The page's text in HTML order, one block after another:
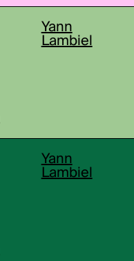
Yann
Lambiel
Yann
Lambiel